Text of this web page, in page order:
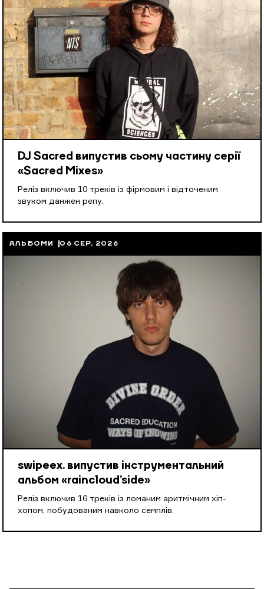
DJ Sacred випустив сьому частину серії
«Sacred Mixes»
Реліз включив 10 треків із фірмовим і відточеним
звуком данжен репу.
АЛЬБОМИ 06 СЕР, 2026
swipeex. випустив інструментальний
альбом «raincloud’side»
Реліз включив 16 треків із ломаним аритмічним хіп-
хопом, побудованим навколо семплів.